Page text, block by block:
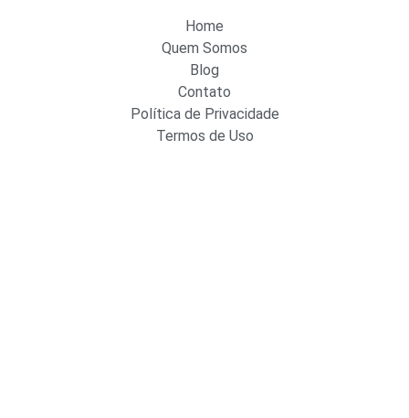
Home
Quem Somos
Blog
Contato
Política de Privacidade
Termos de Uso